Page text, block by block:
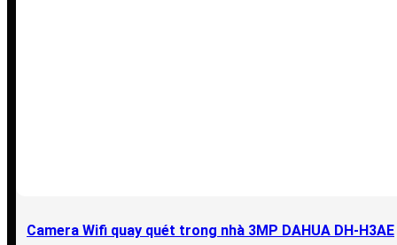
Camera Wifi quay quét trong nhà 3MP DAHUA DH-H3AE